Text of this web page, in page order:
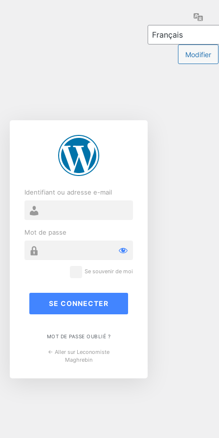
Identifiant ou adresse e-mail
Mot de passe
Se souvenir de moi
MOT DE PASSE OUBLIÉ ?
← Aller sur Leconomiste
Maghrebin